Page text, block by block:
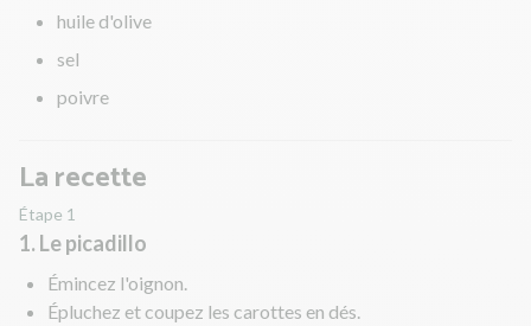
huile d'olive
sel
poivre
La recette
Étape 1
1. Le picadillo
Émincez l'oignon.
Épluchez et coupez les carottes en dés.